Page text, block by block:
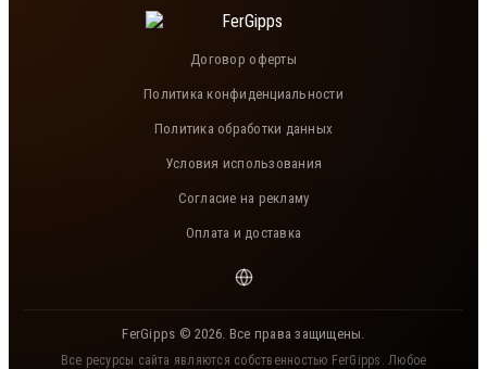
Договор оферты
Политика конфиденциальности
Политика обработки данных
Условия использования
Согласие на рекламу
Оплата и доставка
FerGipps © 2026. Все права защищены.
Все ресурсы сайта являются собственностью FerGipps. Любое